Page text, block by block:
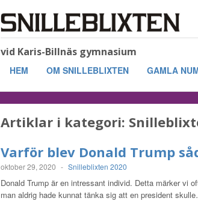
vid Karis-Billnäs gymnasium
HEM OM SNILLEBLIXTEN GAMLA
Artiklar i kategori:
Varför blev Donald Trump
oktober 29, 2020 - Snilleblixten 2020
Donald Trump är en intressant individ. Detta märker vi
man aldrig hade kunnat tänka sig att en president